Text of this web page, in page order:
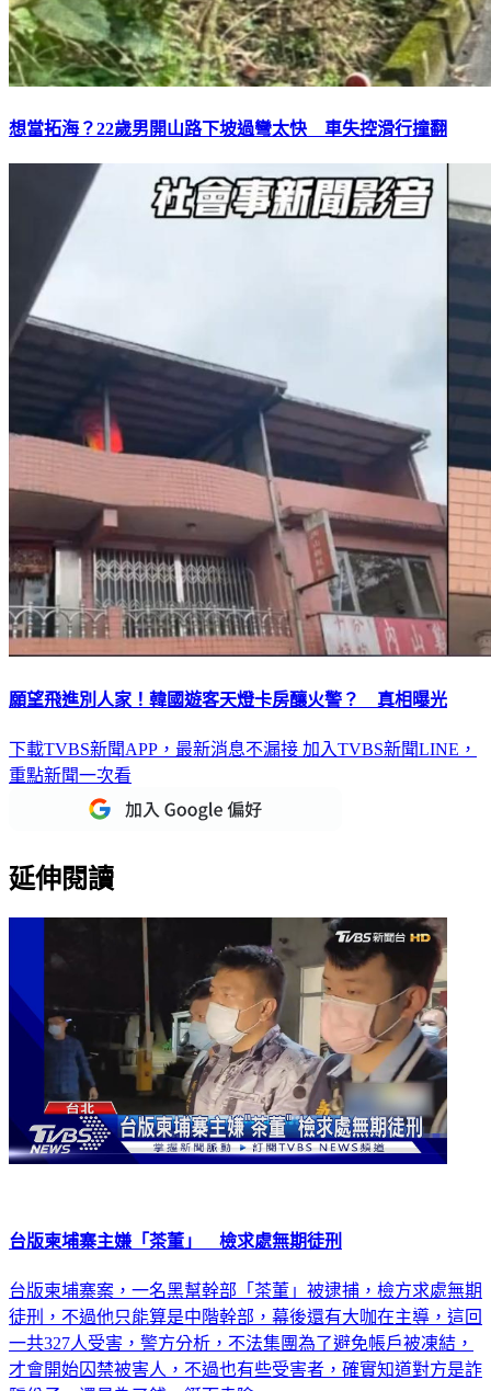
想當拓海？22歲男開山路下坡過彎太快 車失控滑行撞翻
願望飛進別人家！韓國遊客天燈卡房釀火警？ 真相曝光
下載TVBS新聞APP，最新消息不漏接 加入TVBS新聞LINE，
重點新聞一次看
延伸閱讀
台版柬埔寨主嫌「茶董」 檢求處無期徒刑
台版柬埔寨案，一名黑幫幹部「茶董」被逮捕，檢方求處無期
徒刑，不過他只能算是中階幹部，幕後還有大咖在主導，這回
一共327人受害，警方分析，不法集團為了避免帳戶被凍結，
才會開始囚禁被害人，不過也有些受害者，確實知道對方是詐